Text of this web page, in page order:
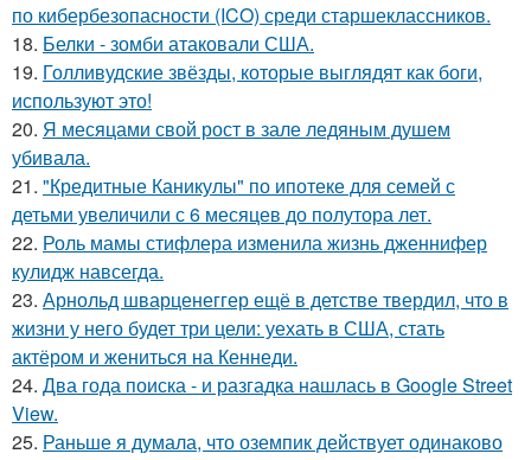
по кибербезопасности (ICO) среди старшеклассников.
18. Белки - зомби атаковали США.
19. Голливудские звёзды, которые выглядят как боги,
используют это!
20. Я месяцами свой рост в зале ледяным душем
убивала.
21. "Кредитные Каникулы" по ипотеке для семей с
детьми увеличили с 6 месяцев до полутора лет.
22. Роль мамы стифлера изменила жизнь дженнифер
кулидж навсегда.
23. Арнольд шварценеггер ещё в детстве твердил, что в
жизни у него будет три цели: уехать в США, стать
актёром и жениться на Кеннеди.
24. Два года поиска - и разгадка нашлась в Google Street
View.
25. Раньше я думала, что оземпик действует одинаково